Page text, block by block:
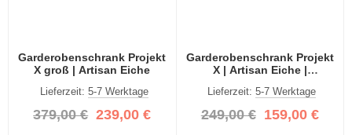
Garderobenschrank Projekt
X groß | Artisan Eiche
Lieferzeit: 5-7 Werktage
379,00 € 239,00 €
Garderobenschrank Projekt
X | Artisan Eiche |
Lieferzeit:5-7 Werktage
249,00 € 159,00 €